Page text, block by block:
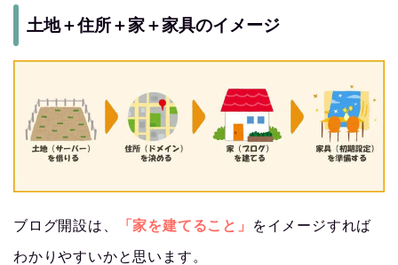
土地＋住所＋家＋家具のイメージ
ブログ開設は、 「家を建てること」 をイメージすれば
わかりやすいかと思います。